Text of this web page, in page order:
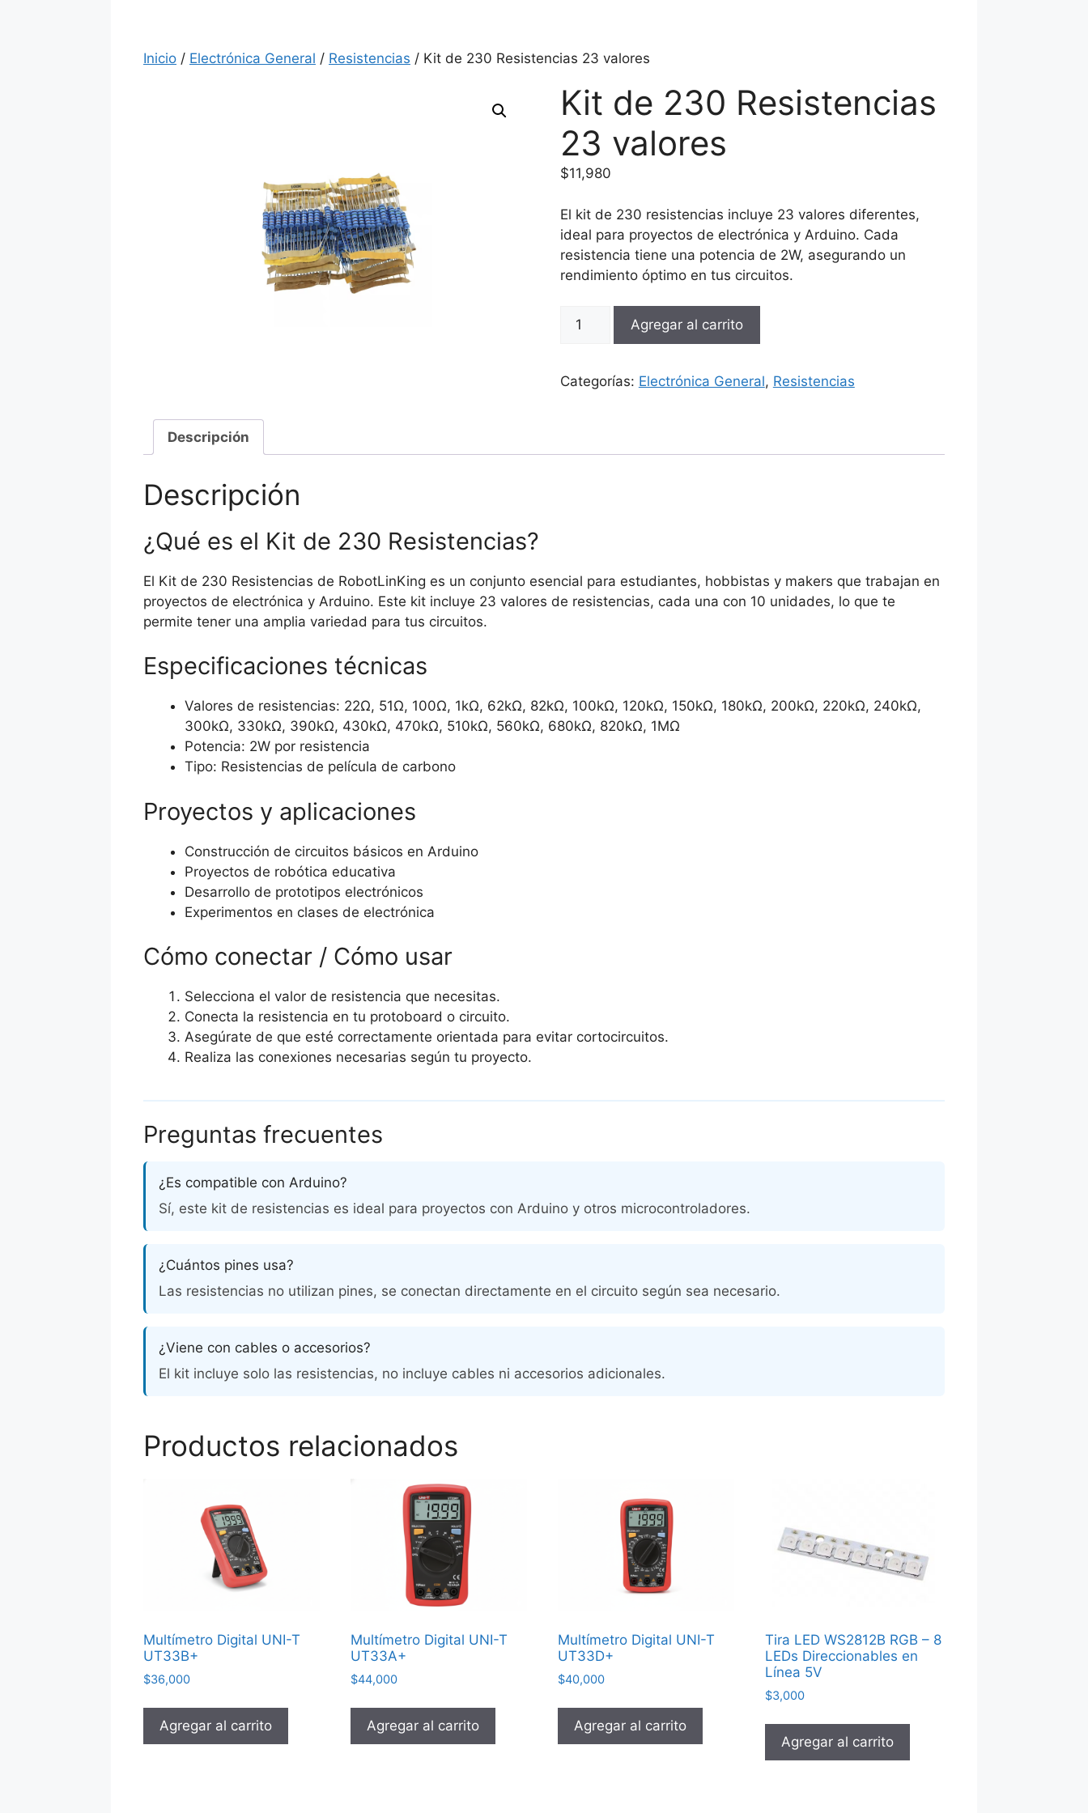
Inicio / Electrónica General / Resistencias / Kit de 230 Resistencias 23 valores
Kit de 230 Resistencias
23 valores
$11,980
El kit de 230 resistencias incluye 23 valores diferentes,
ideal para proyectos de electrónica y Arduino. Cada
resistencia tiene una potencia de 2W, asegurando un
rendimiento óptimo en tus circuitos.
Resistencias
Agregar al carrito
Categorías: Electrónica General, Resistencias
Descripción
Descripción
¿Qué es el Kit de 230 Resistencias?
El Kit de 230 Resistencias de RobotLinKing es un conjunto esencial para estudiantes, hobbistas y makers que trabajan en
proyectos de electrónica y Arduino. Este kit incluye 23 valores de resistencias, cada una con 10 unidades, lo que te
permite tener una amplia variedad para tus circuitos.
Especificaciones técnicas
Valores de resistencias: 22Ω, 51Ω, 100Ω, 1kΩ, 62kΩ, 82kΩ, 100kΩ, 120kΩ, 150kΩ, 180kΩ, 200kΩ, 220kΩ, 240kΩ,
300kΩ, 330kΩ, 390kΩ, 430kΩ, 470kΩ, 510kΩ, 560kΩ, 680kΩ, 820kΩ, 1MΩ
Potencia: 2W por resistencia
Tipo: Resistencias de película de carbono
Proyectos y aplicaciones
Construcción de circuitos básicos en Arduino
Proyectos de robótica educativa
Desarrollo de prototipos electrónicos
Experimentos en clases de electrónica
Cómo conectar / Cómo usar
Selecciona el valor de resistencia que necesitas.
Conecta la resistencia en tu protoboard o circuito.
Asegúrate de que esté correctamente orientada para evitar cortocircuitos.
Realiza las conexiones necesarias según tu proyecto.
Preguntas frecuentes
¿Es compatible con Arduino?
Sí, este kit de resistencias es ideal para proyectos con Arduino y otros microcontroladores.
¿Cuántos pines usa?
Las resistencias no utilizan pines, se conectan directamente en el circuito según sea necesario.
¿Viene con cables o accesorios?
El kit incluye solo las resistencias, no incluye cables ni accesorios adicionales.
Productos relacionados
Multímetro Digital UNI-T
UT33B+
$36,000
Agregar al carrito
Multímetro Digital UNI-T
UT33A+
$44,000
Agregar al carrito
Multímetro Digital UNI-T
UT33D+
$40,000
Agregar al carrito
Tira LED WS2812B RGB – 8
LEDs Direccionables en
Línea 5V
$3,000
Agregar al carrito